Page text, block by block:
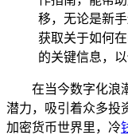
移，无论是新
获取关于如何
的关键信息，
在当今数字化浪
潜力，吸引着众多投
加密货币世界里，冷